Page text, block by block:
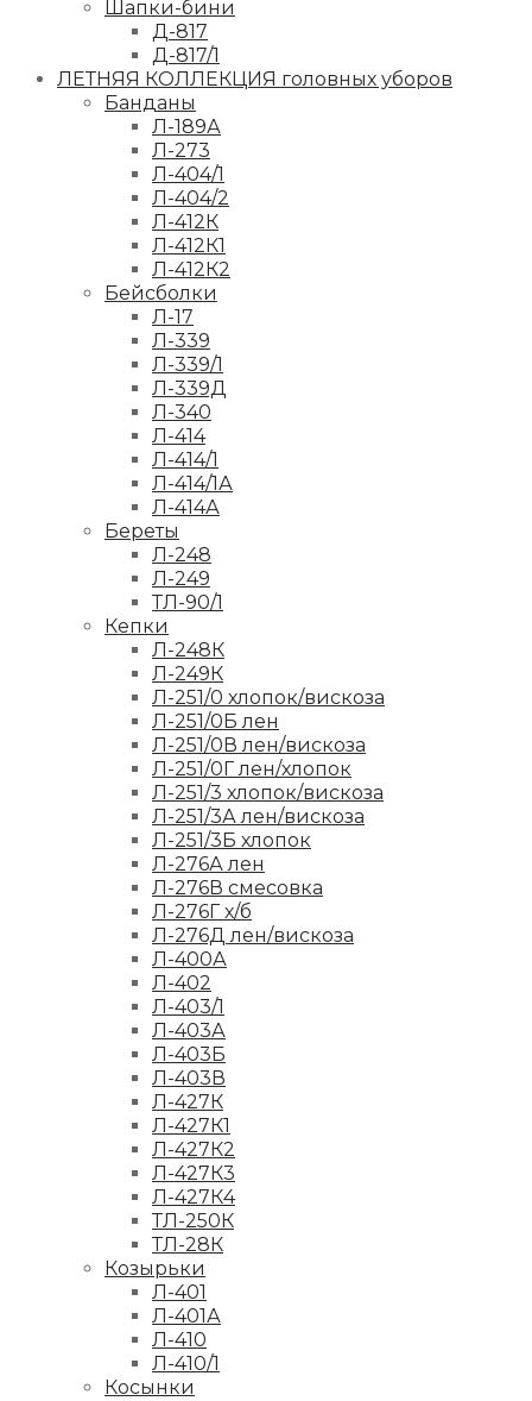
Шапки-бини
Д-817
Д-817/1
ЛЕТНЯЯ КОЛЛЕКЦИЯ головных уборов
Банданы
Л-189А
Л-273
Л-404/1
Л-404/2
Л-412К
Л-412К1
Л-412К2
Бейсболки
Л-17
Л-339
Л-339/1
Л-339Д
Л-340
Л-414
Л-414/1
Л-414/1А
Л-414А
Береты
Л-248
Л-249
ТЛ-90/1
Кепки
Л-248К
Л-249К
Л-251/0 хлопок/вискоза
Л-251/0Б лен
Л-251/0В лен/вискоза
Л-251/0Г лен/хлопок
Л-251/3 хлопок/вискоза
Л-251/3А лен/вискоза
Л-251/3Б хлопок
Л-276А лен
Л-276В смесовка
Л-276Г х/б
Л-276Д лен/вискоза
Л-400А
Л-402
Л-403/1
Л-403А
Л-403Б
Л-403В
Л-427К
Л-427К1
Л-427К2
Л-427К3
Л-427К4
ТЛ-250К
ТЛ-28К
Козырьки
Л-401
Л-401А
Л-410
Л-410/1
Косынки